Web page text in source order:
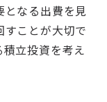
なる出費を見
ことが大切で
立投資を考え